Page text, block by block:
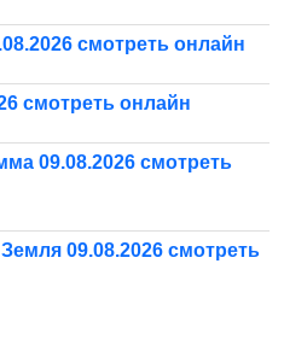
смотреть онлайн
смотреть онлайн
09.08.2026 смотреть
09.08.2026 смотреть